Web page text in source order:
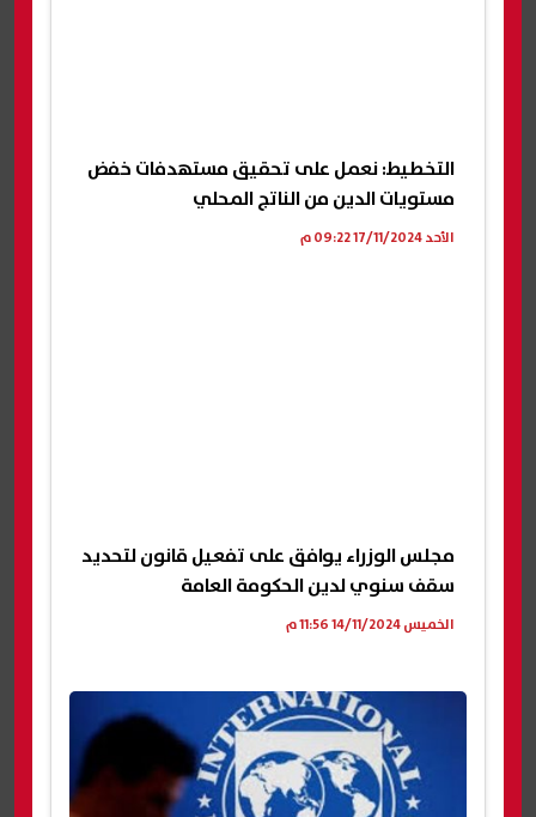
التخطيط: نعمل على تحقيق مستهدفات خفض
مستويات الدين من الناتج المحلي
الأحد 17/11/2024 09:22 م
مجلس الوزراء يوافق على تفعيل قانون لتحديد
سقف سنوي لدين الحكومة العامة
الخميس 14/11/2024 11:56 م